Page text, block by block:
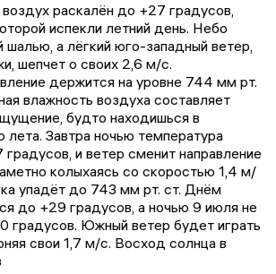
раскалён до +27 градусов,
испекли летний день. Небо
шалью, а лёгкий юго-западный ветер,
шепчет о своих 2,6 м/с.
держится на уровне 744 мм рт.
влажность воздуха составляет
будто находишься в
лета. Завтра ночью температура
градусов, и ветер сменит направление
колыхаясь со скоростью 1,4 м/
упадёт до 743 мм рт. ст. Днём
до +29 градусов, а ночью 9 июля не
градусов. Южный ветер будет играть
свои 1,7 м/с. Восход солнца в